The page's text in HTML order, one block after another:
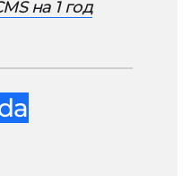
на 1 год